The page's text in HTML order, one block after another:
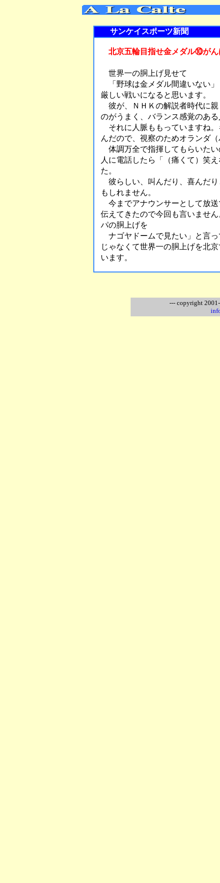
サンケイスポーツ新聞
北京五輪目指せ金メダル⑩が
世界一の胴上げ見せて
「野球は金メダル間違いない
厳しい戦いになると思います。
彼が、ＮＨＫの解説者時代に
のがうまく、バランス感覚のあ
それに人脈ももっていますね
んだので、視察のためオランダ
体調万全で指揮してもらいた
人に電話したら「（痛くて）笑
た。
彼らしい、叫んだり、喜んだ
もしれません。
今までアナウンサーとして放
伝えてきたので今回も言いませ
パの胴上げを
ナゴヤドームで見たい」と言
じゃなくて世界一の胴上げを北
います。
--- copyright